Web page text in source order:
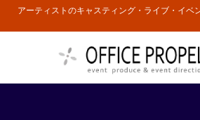
アーティストのキャスティング・ライブ・イベ